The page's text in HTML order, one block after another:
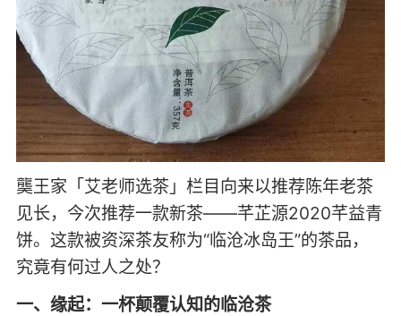
龑王家「艾老师选茶」栏目向来以推荐陈年老茶
见长，今次推荐一款新茶——芊芷源2020芊益青
饼。这款被资深茶友称为“临沧冰岛王”的茶品，
究竟有何过人之处？
一、缘起：一杯颠覆认知的临沧茶